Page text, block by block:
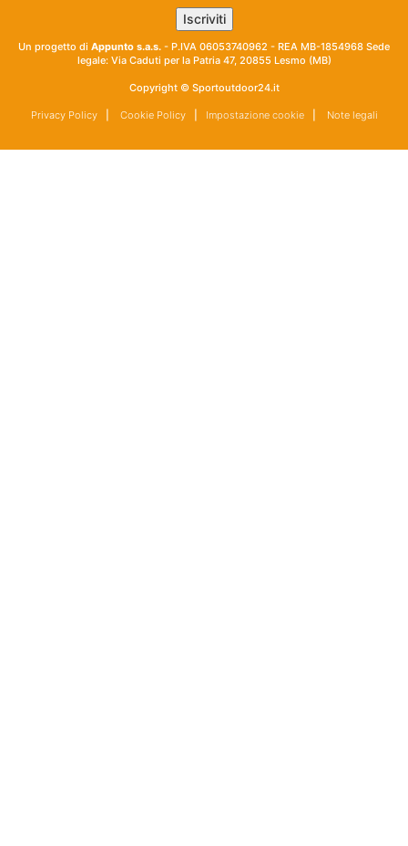
Un progetto di Appunto s.a.s. - P.IVA 06053740962 - REA MB-1854968 Sede
legale: Via Caduti per la Patria 47, 20855 Lesmo (MB)
Copyright © Sportoutdoor24.it
Privacy Policy| Cookie Policy| Impostazione cookie| Note legali